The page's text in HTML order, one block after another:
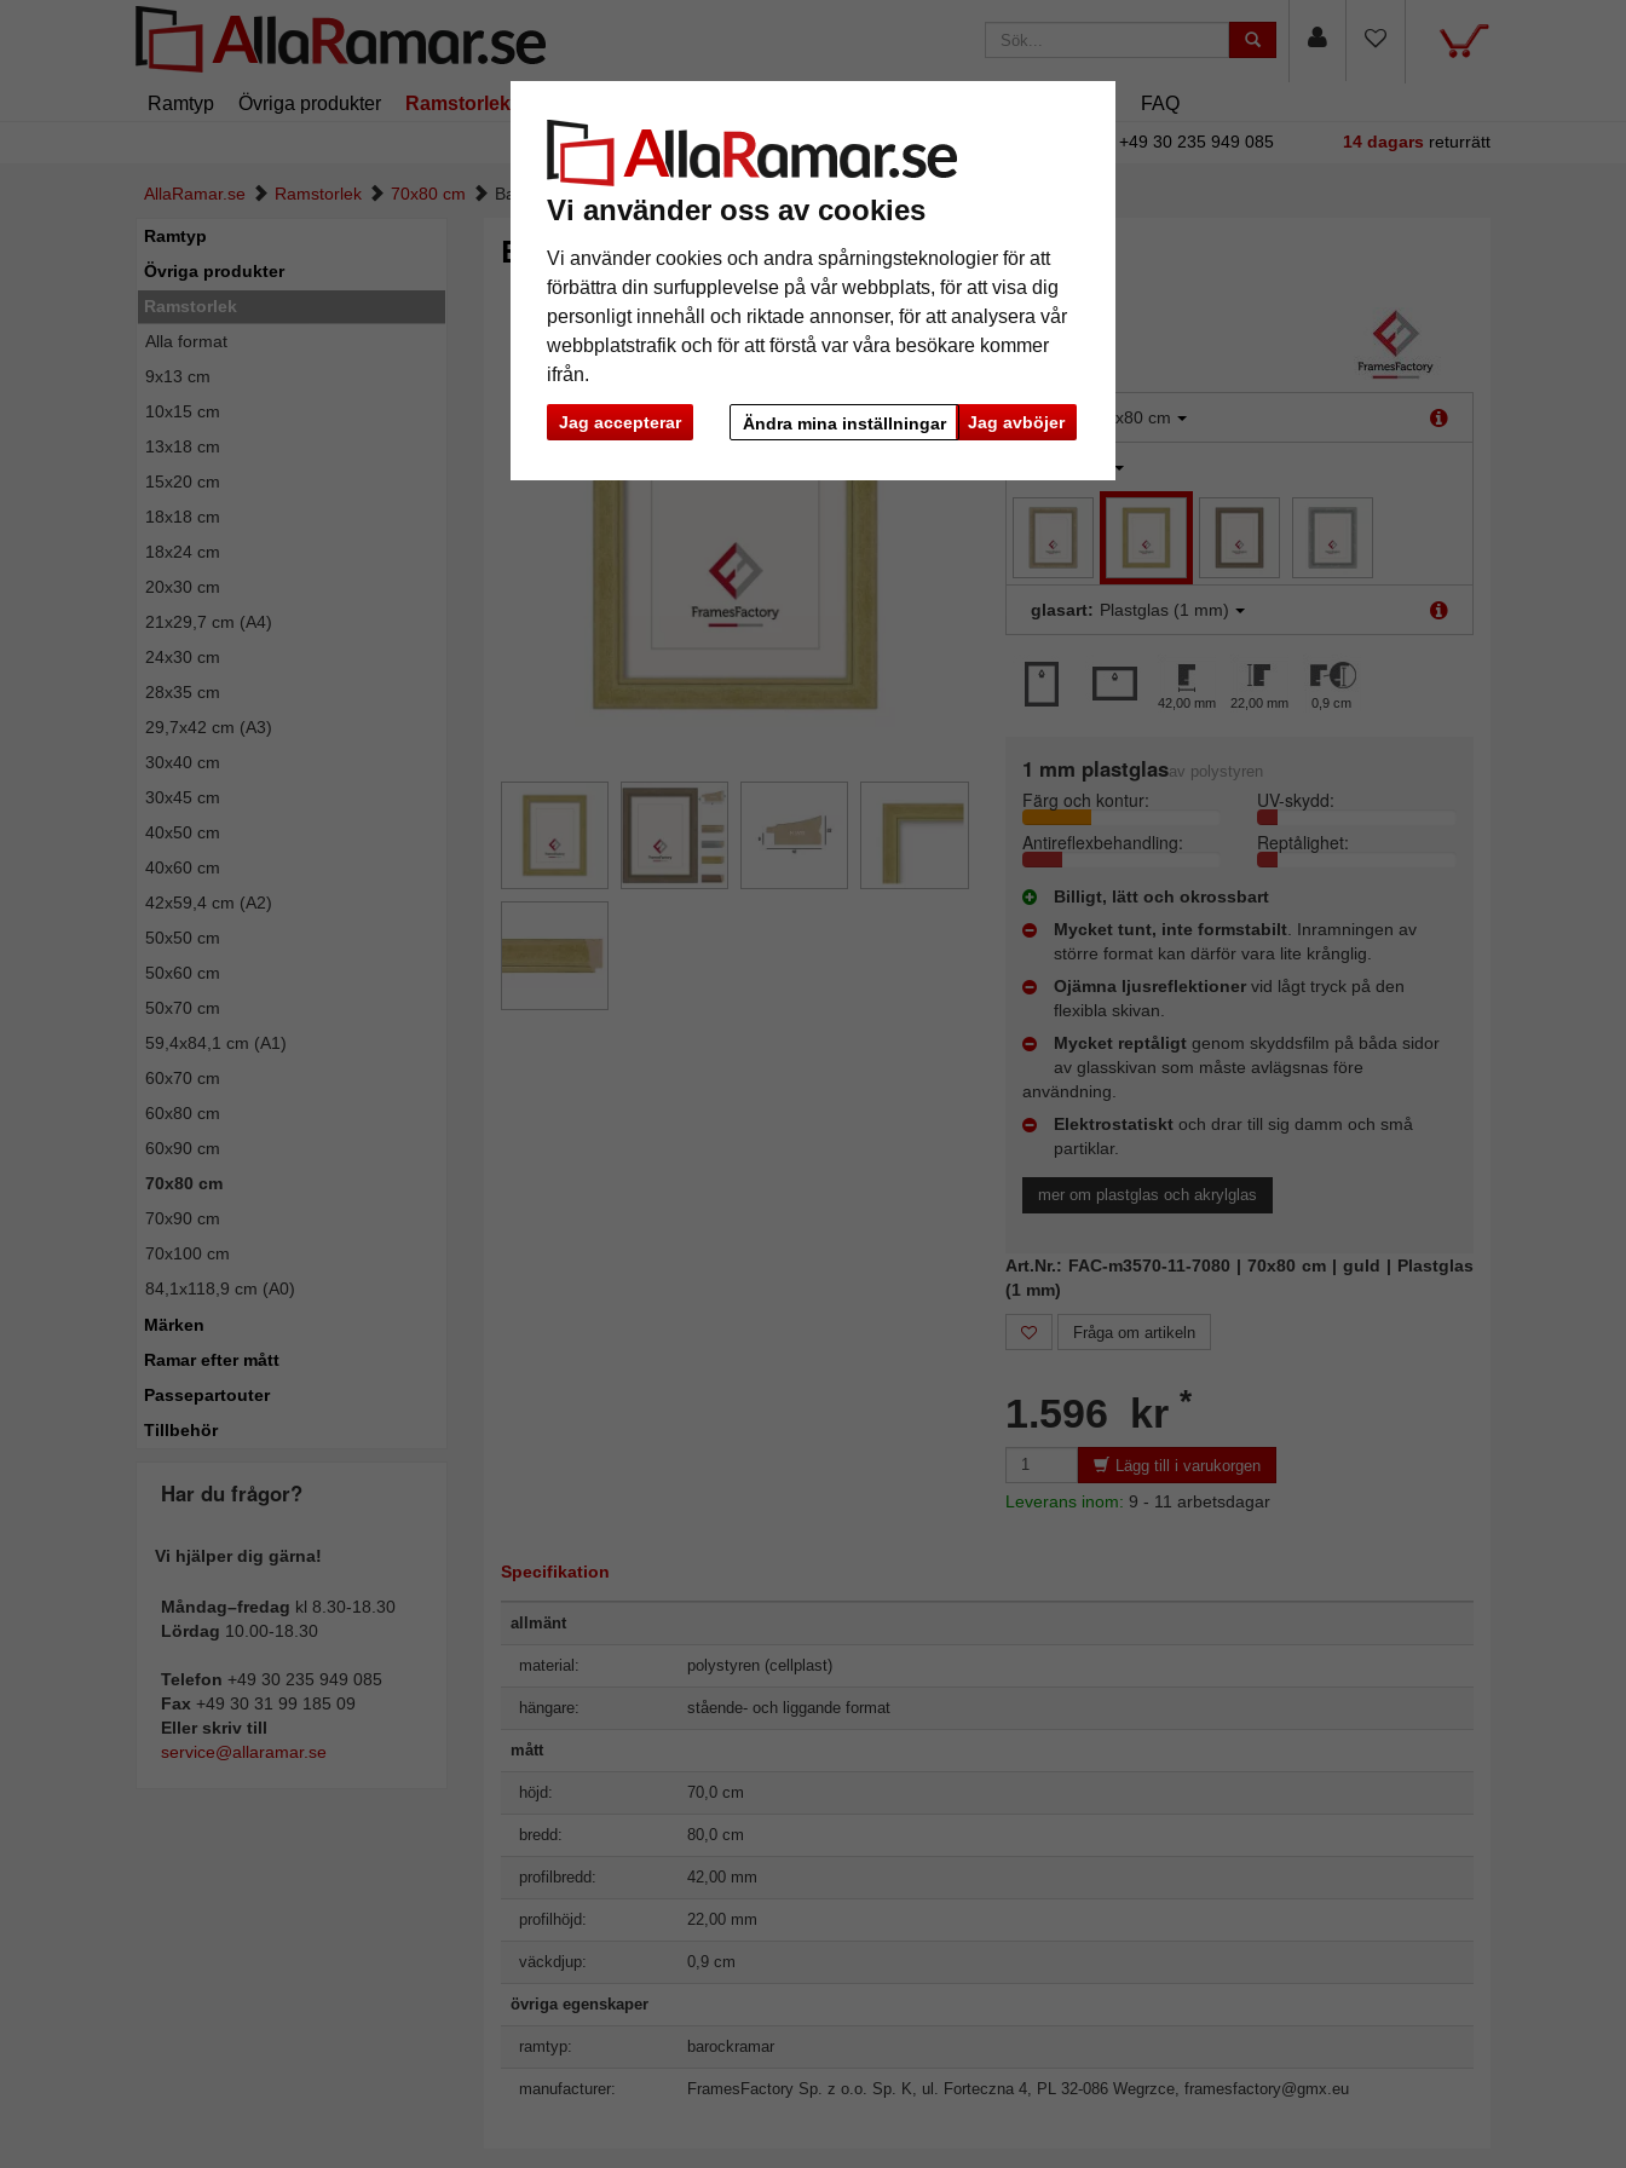
Vi använder oss av cookies
Vi använder cookies och andra spårningsteknologier för att
förbättra din surfupplevelse på vår webbplats, för att visa dig
personligt innehåll och riktade annonser, för att analysera vår
webbplatstrafik och för att förstå var våra besökare kommer
ifrån.
Jag accepterar Jag avböjer
Ändra mina inställningar
Ramtyp Övriga produkter Ramstorlek FAQ
195 kr i leveranskostnad.Oavsett hur mycket du beställer. +49 30 235 949 085 14 dagars returrätt
AllaRamar.se Ramstorlek 70x80 cm Barockram Isabel
Ramtyp
Övriga produkter
Ramstorlek
Alla format
9x13 cm
10x15 cm
13x18 cm
15x20 cm
18x18 cm
18x24 cm
20x30 cm
21x29,7 cm (A4)
24x30 cm
28x35 cm
29,7x42 cm (A3)
30x40 cm
30x45 cm
40x50 cm
40x60 cm
42x59,4 cm (A2)
50x50 cm
50x60 cm
50x70 cm
59,4x84,1 cm (A1)
60x70 cm
60x80 cm
60x90 cm
70x80 cm
70x90 cm
70x100 cm
84,1x118,9 cm (A0)
Märken
Ramar efter mått
Passepartouter
Tillbehör
Har du frågor?
Vi hjälper dig gärna!
Måndag–fredag kl 8.30-18.30
Lördag 10.00-18.30
Telefon +49 30 235 949 085
Fax +49 30 31 99 185 09
Eller skriv till
service@allaramar.se
Barockram Isabel
format: 70x80 cm
glasart: Plastglas (1 mm)
42,00 mm 22,00 mm 0,9 cm
1 mm plastglasav polystyren
Färg och kontur:
UV-skydd:
Antireflexbehandling:
Reptålighet:
Billigt, lätt och okrossbart
Mycket tunt, inte formstabilt. Inramningen av
större format kan därför vara lite krånglig.
Ojämna ljusreflektionervid lågt tryck på den
flexibla skivan.
Mycket reptåligtgenom skyddsfilm på båda sidor
av glasskivan som måste avlägsnas före
användning.
Elektrostatisktoch drar till sig damm och små
partiklar.
mer om plastglas och akrylglas
Art.Nr.: FAC-m3570-11-7080 | 70x80 cm | guld | Plastglas
(1 mm)
Fråga om artikeln
1.596 kr *
Lägg till i varukorgen
Leverans inom: 9 - 11 arbetsdagar
Specifikation
allmänt
material: polystyren (cellplast)
hängare: stående- och liggande format
mått
höjd: 70,0 cm
bredd: 80,0 cm
profilbredd: 42,00 mm
profilhöjd: 22,00 mm
väckdjup: 0,9 cm
övriga egenskaper
ramtyp: barockramar
manufacturer: FramesFactory Sp. z o.o. Sp. K, ul. Forteczna 4, PL 32-086 Wegrzce, framesfactory@gmx.eu